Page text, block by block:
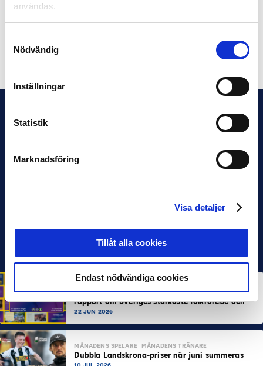
användas.
Nödvändig
Inställningar
Statistik
Marknadsföring
Visa detaljer
Tillåt alla cookies
Endast nödvändiga cookies
Spelschemat i sin helhet finns att läsa på Svenska
Fotbollförbundets hemsida.
Dela på Facebook Dela på Twitter
Svensk Elitfotboll lanserar Fotbollseffekten – en
rapport om Sveriges starkaste folkrörelse och
samhällskraft
22 JUN 2026
MÅNADENS SPELARE MÅNADENS TRÄNARE
Dubbla Landskrona-priser när juni summeras